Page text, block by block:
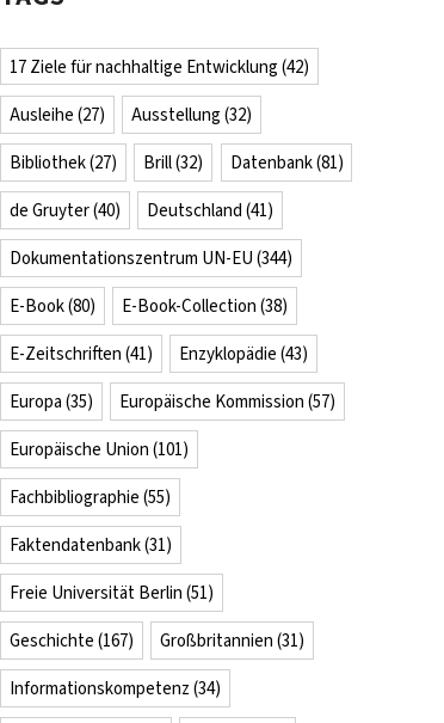
17 Ziele für nachhaltige Entwicklung (42)
Ausleihe (27) Ausstellung (32)
Bibliothek(27) Brill(32) Datenbank(81)
de Gruyter(40) Deutschland (41)
Dokumentationszentrum UN-EU (344)
E-Book(80) E-Book-Collection (38)
E-Zeitschriften (41) Enzyklopädie (43)
Europa (35) Europäische Kommission (57)
Europäische Union (101)
Fachbibliographie (55)
Faktendatenbank(31)
Freie Universität Berlin (51)
Geschichte (167) Großbritannien (31)
Informationskompetenz (34)